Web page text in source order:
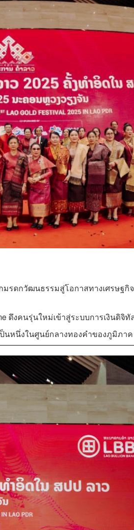
มรดกวัฒนธรรมสู่โอกาสทางเศรษฐกิจ
ดึงคนรุ่นใหม่เข้าสู่ระบบการเงินดิจิทั
นหนึ่งในศูนย์กลางทองคำของภูมิภาค